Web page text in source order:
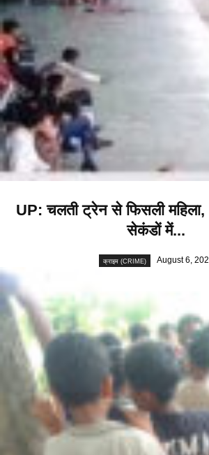
UP: चलती ट्रेन से फिसली महिला,
सेकंडों में...
क्राइम (CRIME) August 6,